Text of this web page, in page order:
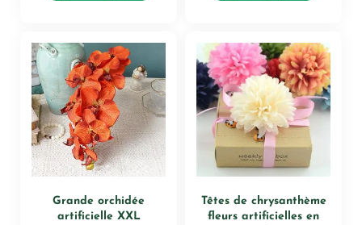
Grande orchidée
artificielle XXL
Têtes de chrysanthème
fleurs artificielles en